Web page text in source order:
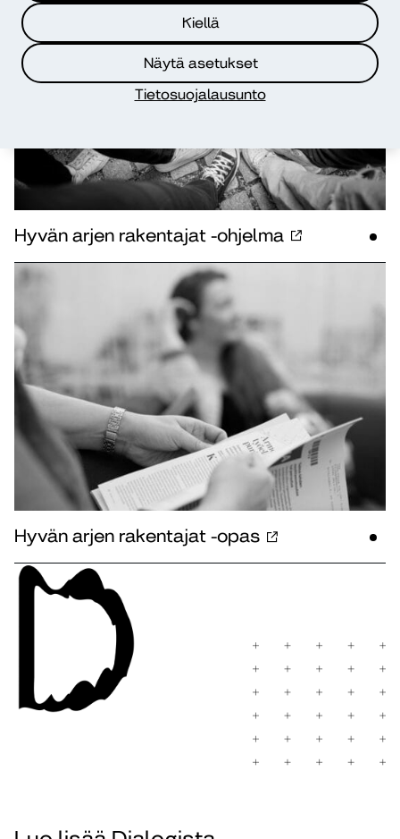
Kiellä
Näytä asetukset
Tietosuojalausunto
Hyvän arjen rakentajat -ohjelma
Hyvän arjen rakentajat -opas